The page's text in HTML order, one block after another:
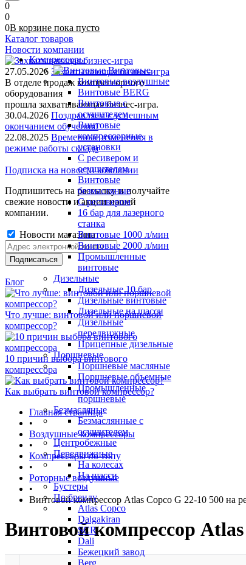
0
0
0В корзине пока пусто
Каталог товаров
Компрессоры
Винтовые
Винтовые воздушные
Винтовые BERG
Винтовые с
осушителем
Винтовые
компрессорные
установки
C ресивером и
осушителем
Винтовые
безмасляные
C ресивером
16 бар для лазерного
станка
Винтовые 1000 л/мин
Винтовые 2000 л/мин
Промышленные
винтовые
Дизельные
Дизельные 10 бар
Дизельные винтовые
Дизельные на шасси
Дизельные
передвижные
Прицепные дизельные
Поршневые
Поршневые масляные
Поршневые объемные
Промышленные
поршневые
Безмасляные
Безмаслянные с
осушителем
Центробежные
Передвижные
На колесах
На шасси
Бустеры
По бренду
Atlas Copco
Dalgakiran
SCR
Dali
Бежецкий завод
Berg
Новости компании
27.05.2026 Захватывающая бизнес-игра
В отделе продаж компрессорного
оборудования
прошла захватывающая бизнес-игра.
30.04.2026 Поздравляем с успешным
окончанием обучения!
22.08.2025 Временные изменения в
режиме работы склада
Подписка на новости компании
Подпишитесь на рассылку и получайте
свежие новости и акции нашей
компании.
Новости магазина
Блог
Что лучше: винтовой или поршневой
компрессор?
10 причин выбора винтового
компрессора
Как выбрать винтовой компрессор?
Главная страница
•
Воздушные компрессоры
•
Компрессоры по типу
•
Роторные воздушные
•
Винтовой компрессор Atlas Copco G 22-10 500 на
Винтовой компрессор